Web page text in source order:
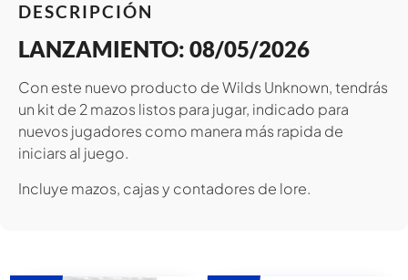
DESCRIPCIÓN
LANZAMIENTO: 08/05/2026
Con este nuevo producto de Wilds Unknown, tendrás
un kit de 2 mazos listos para jugar, indicado para
nuevos jugadores como manera más rapida de
iniciars al juego.
Incluye mazos, cajas y contadores de lore.